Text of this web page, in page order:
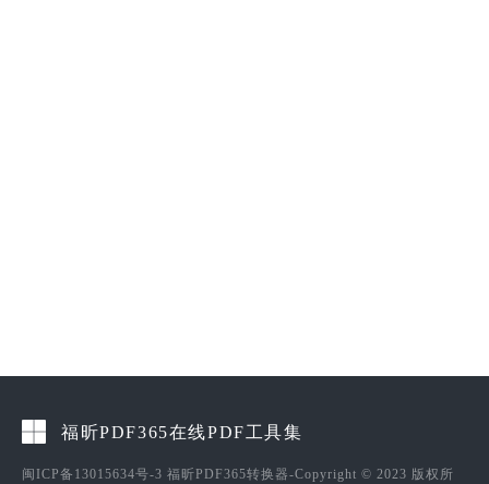
福昕PDF365在线PDF工具集
闽ICP备13015634号-3 福昕PDF365转换器-Copyright © 2023 版权所